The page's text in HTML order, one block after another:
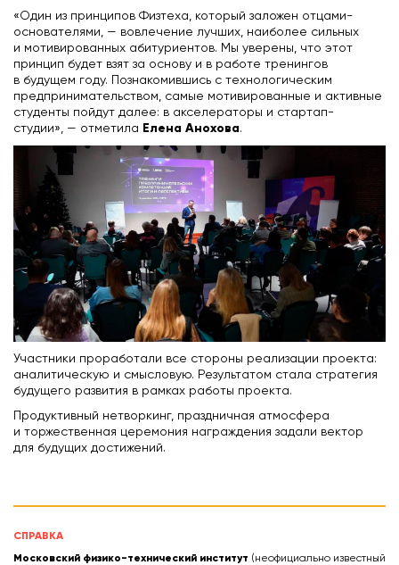
«Один из принципов Физтеха, который заложен отцами-
основателями, — вовлечение лучших, наиболее сильных
и мотивированных абитуриентов. Мы уверены, что этот
принцип будет взят за основу и в работе тренингов
в будущем году. Познакомившись с технологическим
предпринимательством, самые мотивированные и активные
студенты пойдут далее: в акселераторы и стартап-
студии», — отметила Елена Анохова.
Участники проработали все стороны реализации проекта:
аналитическую и смысловую. Результатом стала стратегия
будущего развития в рамках работы проекта.
Продуктивный нетворкинг, праздничная атмосфера
и торжественная церемония награждения задали вектор
для будущих достижений.
СПРАВКА
Московский физико-технический институт (неофициально известный